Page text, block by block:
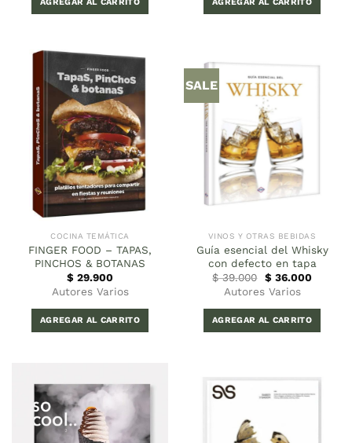
AGREGAR AL CARRITO AGREGAR AL CARRITO
COCINA TEMÁTICA
FINGER FOOD – TAPAS,
PINCHOS & BOTANAS
$ 29.900
Autores Varios
AGREGAR AL CARRITO
SALE
VINOS Y OTRAS BEBIDAS
Guía esencial del Whisky
con defecto en tapa
$39.000 El
precio
original
era:
$ 39.000.
$ 36.000El
es:
$
Autores Varios
AGREGAR AL CARRITO